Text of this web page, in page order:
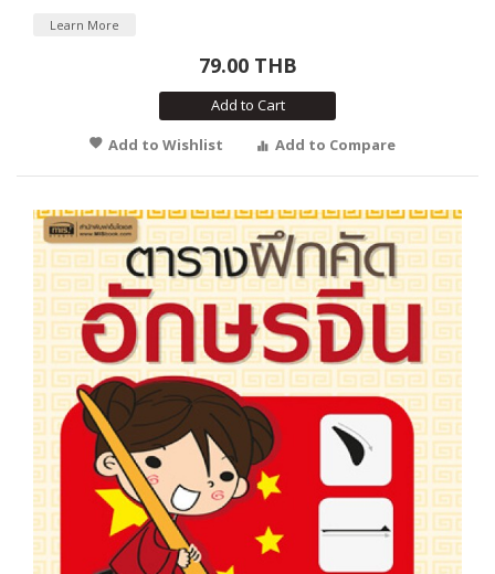
Learn More
79.00 THB
Add to Cart
Add to Wishlist
Add to Compare